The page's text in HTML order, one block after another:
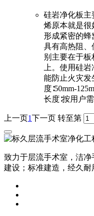
硅岩净化板主
烯原本就是很
形成紧密的蜂
具有高热阻、
别主要在于
上。使用硅
能防止火灾发
度∶50mm-
长度∶按用户
上一页1下一页 转至第
致力于层流手术室，洁
建设；标准建造，经久耐